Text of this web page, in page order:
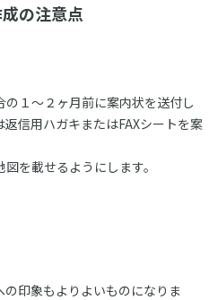
の注意点
の１～２ヶ月前に案内状を送付し
信用ハガキまたはFAXシートを案
を載せるようにします。
印象もよりよいものになりま